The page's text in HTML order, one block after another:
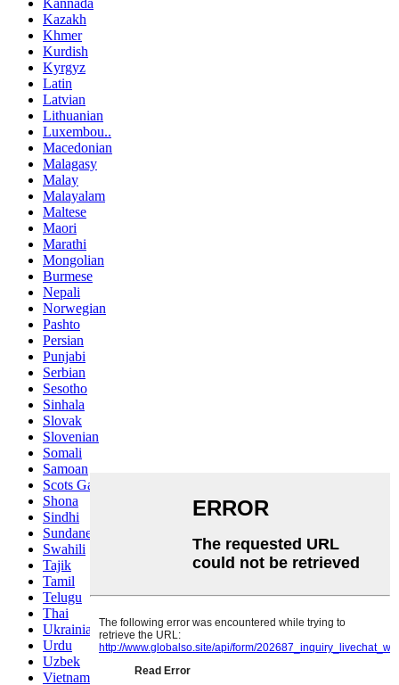
Kannada
Kazakh
Khmer
Kurdish
Kyrgyz
Latin
Latvian
Lithuanian
Luxembou..
Macedonian
Malagasy
Malay
Malayalam
Maltese
Maori
Marathi
Mongolian
Burmese
Nepali
Norwegian
Pashto
Persian
Punjabi
Serbian
Sesotho
Sinhala
Slovak
Slovenian
Somali
Samoan
Scots Gaelic
Shona
Sindhi
Sundanese
Swahili
Tajik
Tamil
Telugu
Thai
Ukrainian
Urdu
Uzbek
Vietnamese